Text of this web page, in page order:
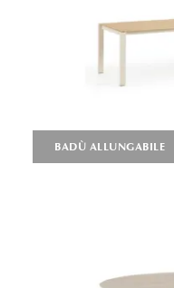
BADÙ ALLUNGABILE